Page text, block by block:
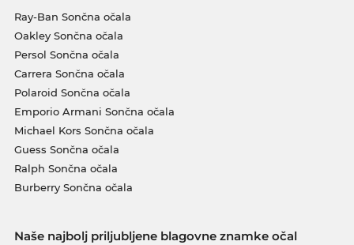
Ray-Ban Sončna očala
Oakley Sončna očala
Persol Sončna očala
Carrera Sončna očala
Polaroid Sončna očala
Emporio Armani Sončna očala
Michael Kors Sončna očala
Guess Sončna očala
Ralph Sončna očala
Burberry Sončna očala
Naše najbolj priljubljene blagovne znamke očal